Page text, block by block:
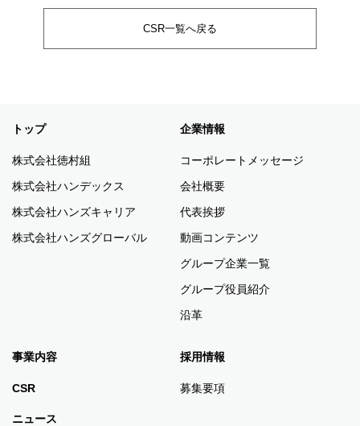
CSR一覧へ戻る
トップ
株式会社徳村組
株式会社ハンデックス
株式会社ハンズキャリア
株式会社ハンズグローバル
企業情報
コーポレートメッセージ
会社概要
代表挨拶
動画コンテンツ
グループ企業一覧
グループ役員紹介
沿革
事業内容
CSR
ニュース
採用情報
募集要項